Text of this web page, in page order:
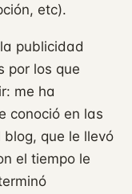
etc).
publicidad
por los que
me ha
conoció en las
que le llevó
el tiempo le